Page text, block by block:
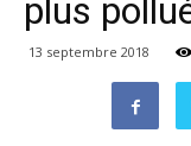
plus
13 septembre 2018